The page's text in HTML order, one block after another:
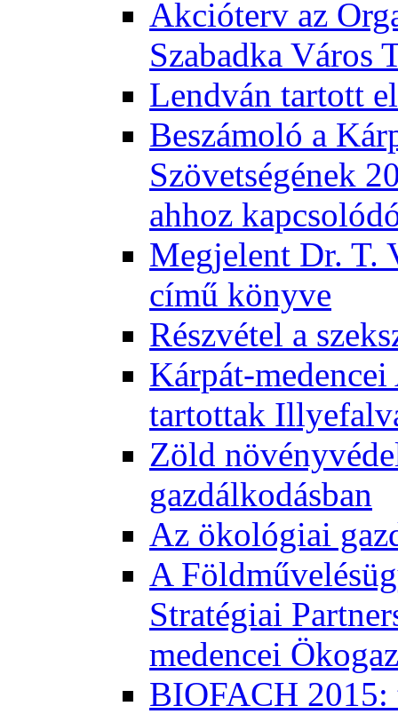
Akcióterv az
Szabadka Város
Lendván tartott
Beszámoló a
Szövetségének
ahhoz
Megjelent Dr. T.
című könyve
Részvétel a
Kárpát-
tartottak
Zöld
gazdálkodásban
Az ökológiai
A
Stratégiai
medencei
BIOFACH